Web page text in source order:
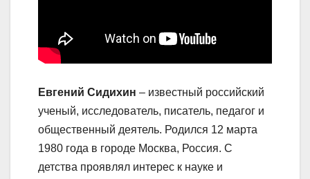
Евгений Сидихин – известный российский
ученый, исследователь, писатель, педагог и
общественный деятель. Родился 12 марта
1980 года в городе Москва, Россия. С
детства проявлял интерес к науке и